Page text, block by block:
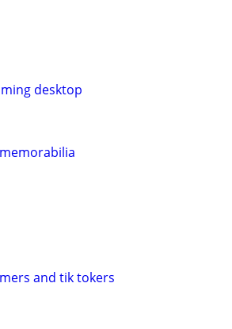
desktop
and tik tokers